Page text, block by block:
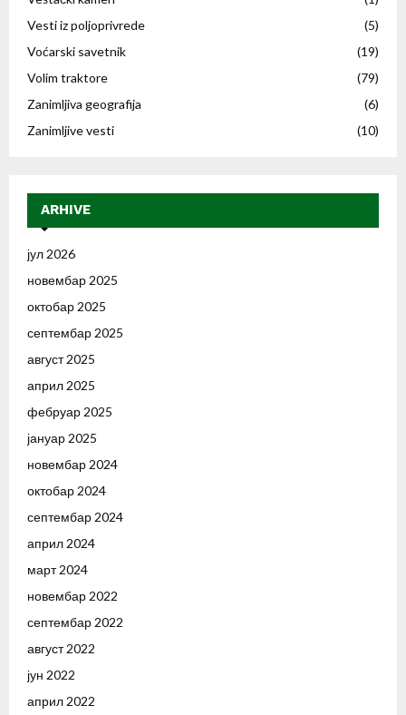
Vesti iz poljoprivrede
(5)
Voćarski savetnik
(19)
Volim traktore
(79)
Zanimljiva geografija
(6)
Zanimljive vesti
(10)
ARHIVE
јул 2026
новембар 2025
октобар 2025
септембар 2025
август 2025
април 2025
фебруар 2025
јануар 2025
новембар 2024
октобар 2024
септембар 2024
април 2024
март 2024
новембар 2022
септембар 2022
август 2022
јун 2022
април 2022